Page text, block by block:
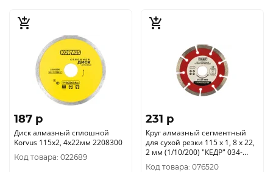
187 p
Диск алмазный сплошной
Korvus 115х2, 4х22мм 2208300
Код товара: 022689
231 p
Круг алмазный сегментный
для сухой резки 115 х 1, 8 х 22,
2 мм (1/10/200) "КЕДР" 034-
1115
Код товара: 076520